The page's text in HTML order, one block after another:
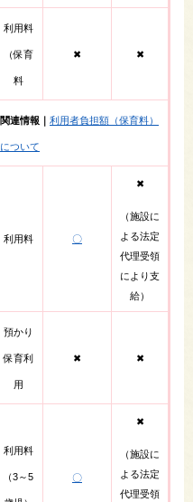
利用料
（保育
料
✖ ✖
関連情報｜ 利用者負担額（保育料）
について
利用料​ 〇
✖
（施設に
よる法定
代理受領
により支
給）​
預かり
保育利
用​
✖ ✖
利用料​
（3～5 〇
✖
（施設に
よる法定
代理受領